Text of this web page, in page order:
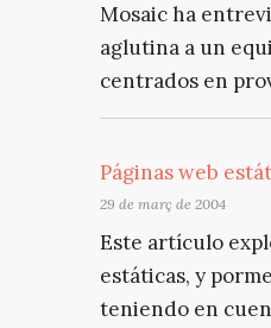
Mosaic ha
aglutina a un
centrados en
Páginas web
29 de març de 2004
Este artículo
estáticas, y
teniendo en